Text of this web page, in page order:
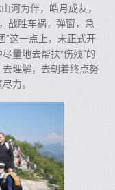
河为伴，皓月成友，
战胜车祸，弹窗，急
”这一点上，未正式开
量地去帮扶“伤残”的
理解，去朝着终点努
力。